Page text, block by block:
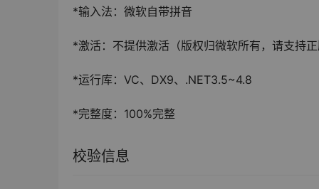
*输入法：微软自带拼音
*激活：不提供激活（版权归微软所有，请支持
*运行库：VC、DX9、.NET3.5~4.8
*完整度：100%完整
校验信息